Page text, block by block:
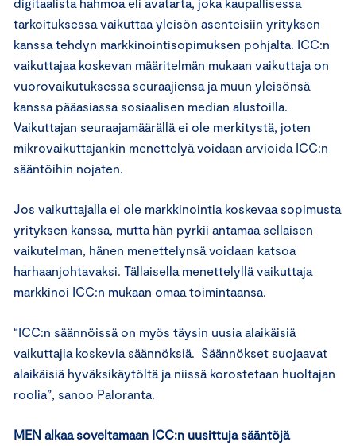
tarkoituksessa vaikuttaa yleisön asenteisiin yrityksen
kanssa tehdyn markkinointisopimuksen pohjalta. ICC:n
vaikuttajaa koskevan määritelmän mukaan vaikuttaja on
vuorovaikutuksessa seuraajiensa ja muun yleisönsä
kanssa pääasiassa sosiaalisen median alustoilla.
Vaikuttajan seuraajamäärällä ei ole merkitystä, joten
mikrovaikuttajankin menettelyä voidaan arvioida ICC:n
sääntöihin nojaten.
Jos vaikuttajalla ei ole markkinointia koskevaa sopimusta
yrityksen kanssa, mutta hän pyrkii antamaa sellaisen
vaikutelman, hänen menettelynsä voidaan katsoa
harhaanjohtavaksi. Tällaisella menettelyllä vaikuttaja
markkinoi ICC:n mukaan omaa toimintaansa.
“ICC:n säännöissä on myös täysin uusia alaikäisiä
vaikuttajia koskevia säännöksiä. Säännökset suojaavat
alaikäisiä hyväksikäytöltä ja niissä korostetaan huoltajan
roolia”, sanoo Paloranta.
MEN alkaa soveltamaan ICC:n uusittuja sääntöjä